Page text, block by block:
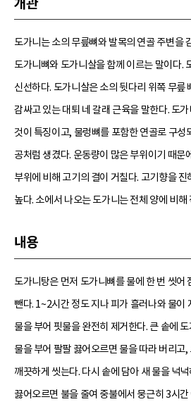
도가니는 소의 무릎뼈와 발목의 연골 주변을
도가니뼈와 도가니살을 함께 이르는 말이다.
신선하다. 도가니살은 소의 뒷다리 위쪽 무릎
감싸고 있는 대퇴 네 갈래 근육을 말한다. 도
것이 특징이고, 물렁뼈를 포함한 연골로 구성
공처럼 생겼다. 운동량이 많은 부위이기 때문
부위에 비해 고기의 결이 거칠다. 고기향을 진
높다. 소에서 나오는 도가니는 전체 양에 비해
내용
도가니탕은 먼저 도가니뼈를 물에 한 번 씻어
뺀다. 1~2시간 정도 지나 피가 흘러나와 물이
물을 부어 핏물을 완전히 제거한다. 큰 솥에
물을 부어 팔팔 끓어오르면 물을 따라 버리고,
깨끗하게 씻는다. 다시 솥에 담아 새 물을 넉
끓어오르면 불을 줄여 중불에서 뭉근히 3시